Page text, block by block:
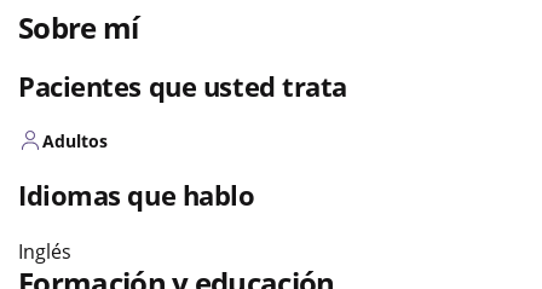
Sobre mí
Pacientes que usted trata
Adultos
Idiomas que hablo
Inglés